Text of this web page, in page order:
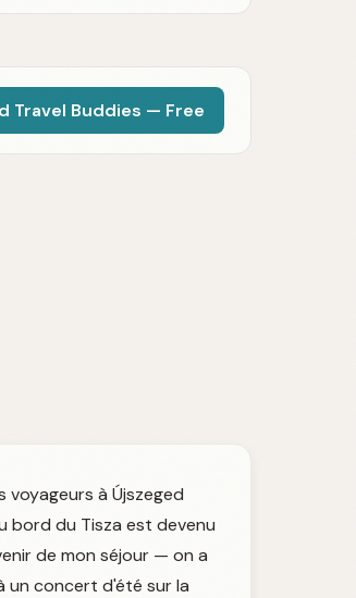
Travel Buddies — Free
voyageurs à Újszeged
bord du Tisza est devenu
de mon séjour — on a
un concert d'été sur la